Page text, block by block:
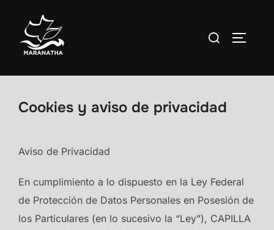
contenido
Buscar:
Cookies y aviso de privacidad
Aviso de Privacidad
En cumplimiento a lo dispuesto en la Ley Federal
de Protección de Datos Personales en Posesión de
los Particulares (en lo sucesivo la “Ley”), CAPILLA